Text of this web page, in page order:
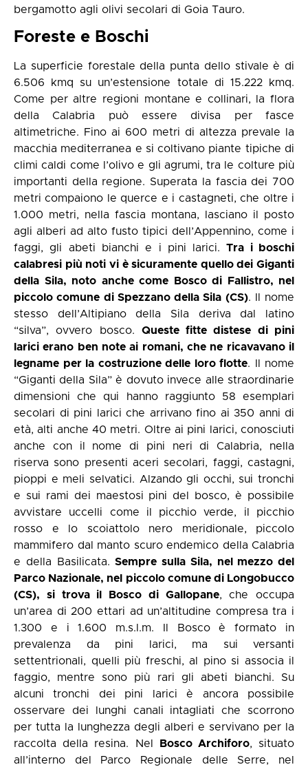
bergamotto agli olivi secolari di Goia Tauro.
Foreste e Boschi
La superficie forestale della punta dello stivale è di
6.506 kmq su un’estensione totale di 15.222 kmq.
Come per altre regioni montane e collinari, la flora
della Calabria può essere divisa per fasce
altimetriche. Fino ai 600 metri di altezza prevale la
macchia mediterranea e si coltivano piante tipiche di
climi caldi come l’olivo e gli agrumi, tra le colture più
importanti della regione. Superata la fascia dei 700
metri compaiono le querce e i castagneti, che oltre i
1.000 metri, nella fascia montana, lasciano il posto
agli alberi ad alto fusto tipici dell’Appennino, come i
faggi, gli abeti bianchi e i pini larici.Tra i boschi
calabresi più noti vi è sicuramente quello dei Giganti
della Sila, noto anche come Bosco di Fallistro, nel
piccolo comune di Spezzano della Sila (CS). Il nome
stesso dell’Altipiano della Sila deriva dal latino
“silva”, ovvero bosco. Queste fitte distese di pini
larici erano ben note ai romani, che ne ricavavano il
legname per la costruzione delle loro flotte. Il nome
“Giganti della Sila” è dovuto invece alle straordinarie
dimensioni che qui hanno raggiunto 58 esemplari
secolari di pini larici che arrivano fino ai 350 anni di
età, alti anche 40 metri. Oltre ai pini larici, conosciuti
anche con il nome di pini neri di Calabria, nella
riserva sono presenti aceri secolari, faggi, castagni,
pioppi e meli selvatici. Alzando gli occhi, sui tronchi
e sui rami dei maestosi pini del bosco, è possibile
avvistare uccelli come il picchio verde, il picchio
rosso e lo scoiattolo nero meridionale, piccolo
mammifero dal manto scuro endemico della Calabria
e della Basilicata.Sempre sulla Sila, nel mezzo del
Parco Nazionale, nel piccolo comune di Longobucco
(CS), si trova il Bosco di Gallopane, che occupa
un’area di 200 ettari ad un’altitudine compresa tra i
1.300 e i 1.600 m.s.l.m. Il Bosco è formato in
prevalenza da pini larici, ma sui versanti
settentrionali, quelli più freschi, al pino si associa il
faggio, mentre sono più rari gli abeti bianchi. Su
alcuni tronchi dei pini larici è ancora possibile
osservare dei lunghi canali intagliati che scorrono
per tutta la lunghezza degli alberi e servivano per la
raccolta della resina. Nel
Bosco Archiforo, situato
all’interno del Parco Regionale delle Serre, nel